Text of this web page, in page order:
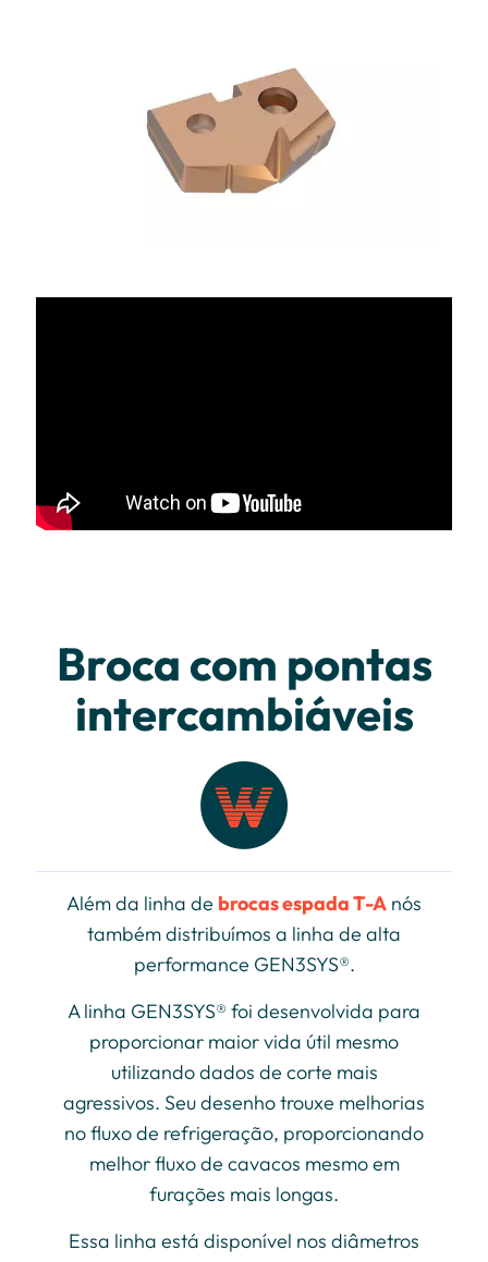
Broca com pontas
intercambiáveis
Além da linha de brocas espada T-A nós
também distribuímos a linha de alta
performance GEN3SYS®.
A linha GEN3SYS® foi desenvolvida para
proporcionar maior vida útil mesmo
utilizando dados de corte mais
agressivos. Seu desenho trouxe melhorias
no fluxo de refrigeração, proporcionando
melhor fluxo de cavacos mesmo em
furações mais longas.
Essa linha está disponível nos diâmetros